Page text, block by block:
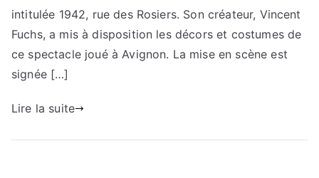
intitulée 1942, rue des Rosiers. Son créateur, Vincent
Fuchs, a mis à disposition les décors et costumes de
ce spectacle joué à Avignon. La mise en scène est
signée […]
Lire la suite